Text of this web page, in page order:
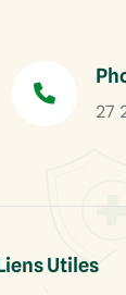
27
Utiles